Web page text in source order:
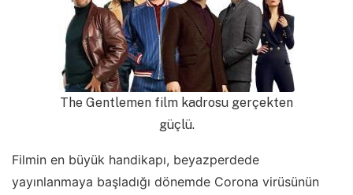
The Gentlemen film kadrosu gerçekten
güçlü.
Filmin en büyük handikapı, beyazperdede
yayınlanmaya başladığı dönemde Corona virüsünün